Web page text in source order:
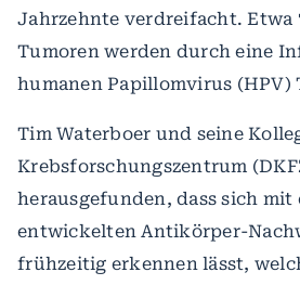
Jahrzehnte verdreifacht. Etwa
Tumoren werden durch eine
humanen Papillomvirus (HPV)
Tim Waterboer und seine
Krebsforschungszentrum
herausgefunden, dass sich mit
entwickelten Antikörper-
frühzeitig erkennen lässt,